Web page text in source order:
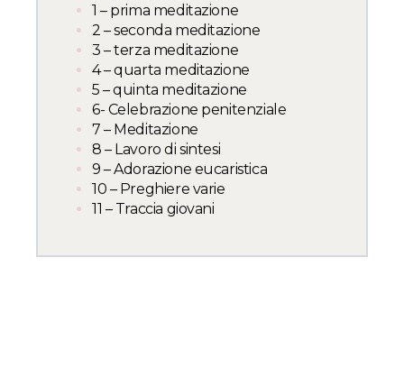
1 – prima meditazione
2 – seconda meditazione
3 – terza meditazione
4 – quarta meditazione
5 – quinta meditazione
6- Celebrazione penitenziale
7 – Meditazione
8 – Lavoro di sintesi
9 – Adorazione eucaristica
10 – Preghiere varie
11 – Traccia giovani